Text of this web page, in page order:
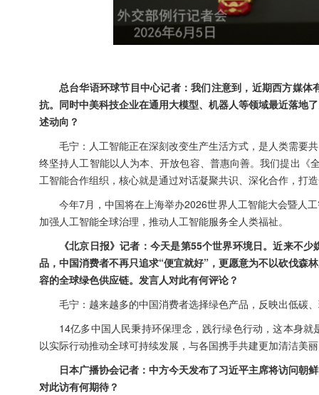
总台华语环球节目中心记者：我们注意到，近期西方媒
抗。同时中美科技企业在通用大模型、机器人等领域最近落地
述动向？
毛宁：人工智能正在深刻改变生产生活方式，是人类需要
终坚持人工智能以人为本、开放包容、普惠向善。我们提出
工智能合作组织，核心就是通过对话凝聚共识、深化合作，打
今年7月，中国将在上海举办2026世界人工智能大会暨人
加强人工智能全球治理，推动人工智能服务全人类福祉。
《北京日报》记者：今天是第55个世界环境日。近来不
品，中国消费者不再只追求“便宜就好”，更愿意为不以砍伐森
容的全球绿色供应链。发言人对此有何评论？
毛宁：越来越多的中国消费者选择绿色产品，反映出低碳
14亿多中国人民秉持环保理念，践行绿色行动，这本身
以实际行动推动全球可持续发展，与各国携手共建更加清洁美
日本广播协会记者：中方今天发布了习近平主席将访问朝
对此访有何期待？